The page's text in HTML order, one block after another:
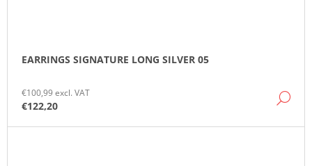
EARRINGS SIGNATURE LONG SILVER 05
€100,99 excl. VAT
€122,20